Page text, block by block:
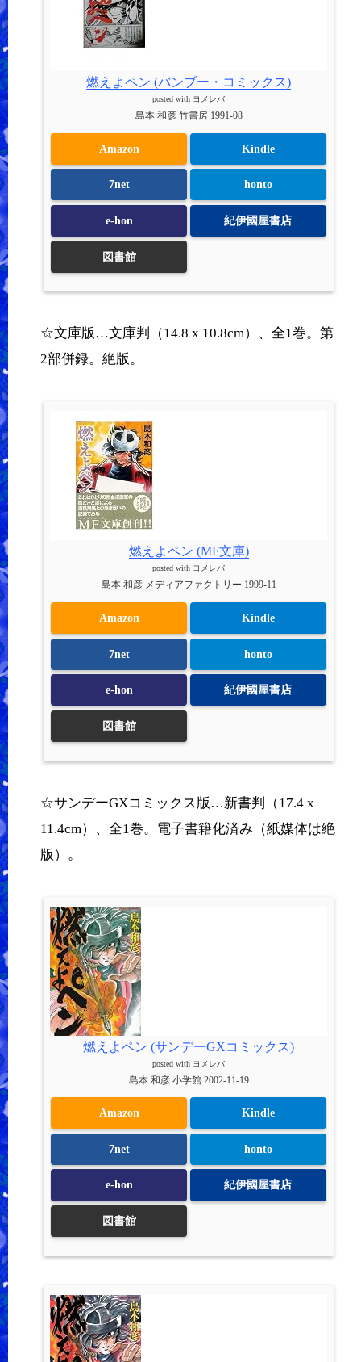
燃えよペン (バンブー・コミックス)
posted with ヨメレバ
島本 和彦 竹書房 1991-08
Amazon Kindle
7net honto
e-hon 紀伊國屋書店
図書館
☆文庫版…文庫判（14.8 x 10.8cm）、全1巻。第
2部併録。絶版。
燃えよペン (MF文庫)
posted with ヨメレバ
島本 和彦 メディアファクトリー 1999-11
Amazon Kindle
7net honto
e-hon 紀伊國屋書店
図書館
☆サンデーGXコミックス版…新書判（17.4 x
11.4cm）、全1巻。電子書籍化済み（紙媒体は絶
版）。
燃えよペン (サンデーGXコミックス)
posted with ヨメレバ
島本 和彦 小学館 2002-11-19
Amazon Kindle
7net honto
e-hon 紀伊國屋書店
図書館